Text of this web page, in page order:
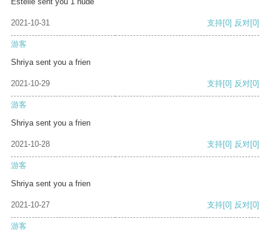
2021-10-31 支持[0] 反对[0]
游客
Shriya sent you a frien
2021-10-29 支持[0] 反对[0]
游客
Shriya sent you a frien
2021-10-28 支持[0] 反对[0]
游客
Shriya sent you a frien
2021-10-27 支持[0] 反对[0]
游客